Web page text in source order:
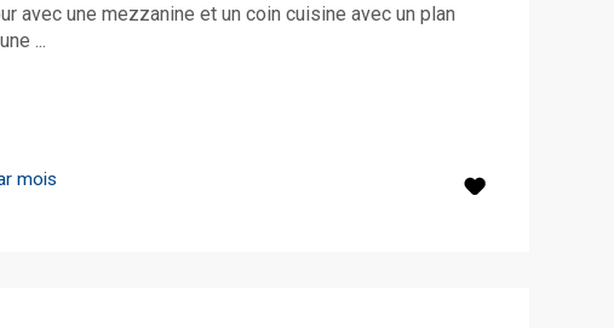
mois
avec une mezzanine et un coin cuisine avec un plan
...